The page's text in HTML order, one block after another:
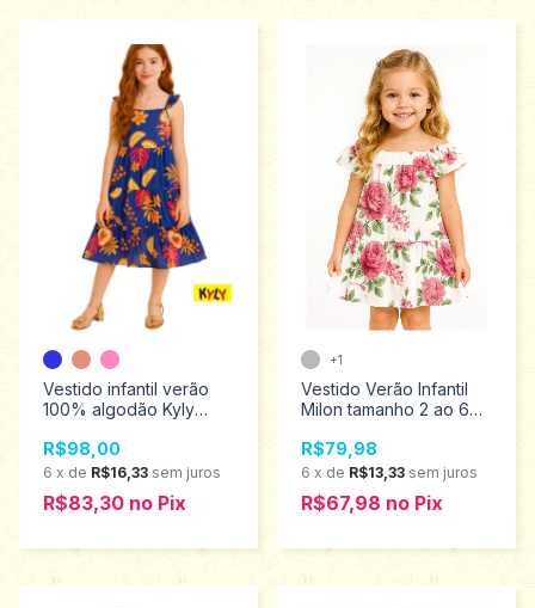
Vestido infantil verão
100% algodão Kyly
1001033
R$98,00
6 x de R$16,33 sem juros
R$83,30 no Pix
Vestido Verão Infantil
Milon tamanho 2 ao 6
R$79,98
6 x de R$13,33 sem juros
R$67,98 no Pix
+1